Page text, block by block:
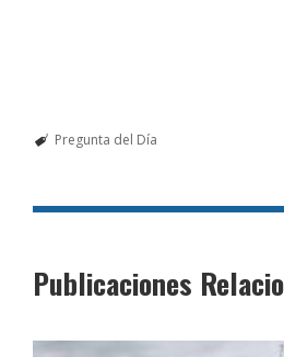
Pregunta del Día
Publicaciones